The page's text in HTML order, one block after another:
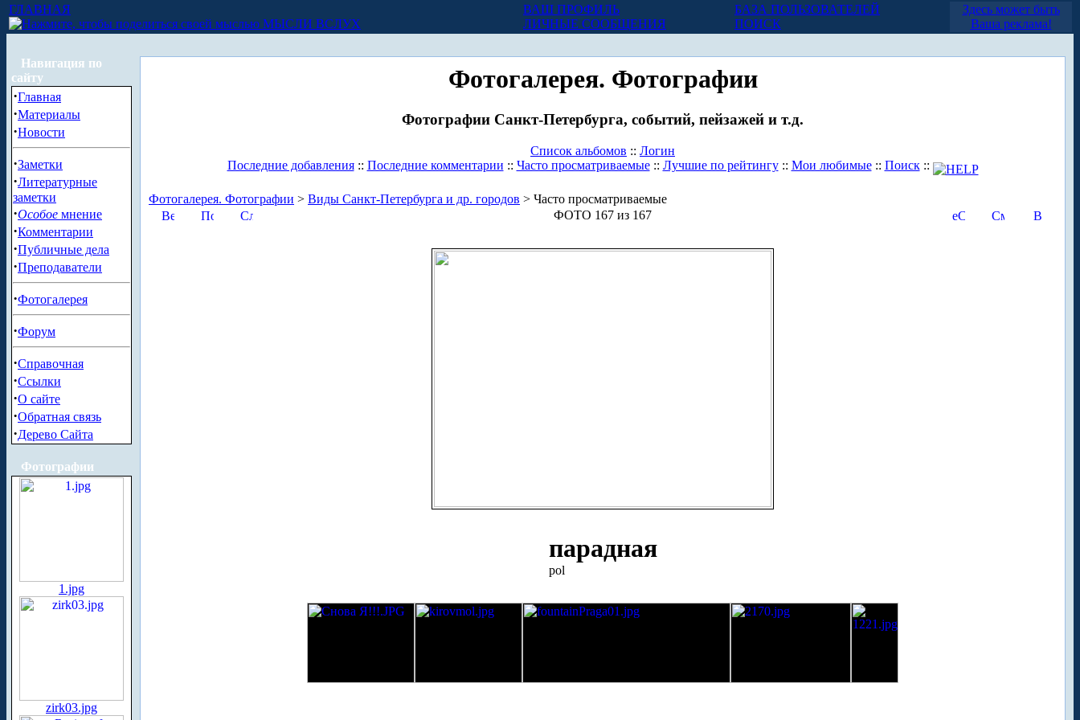
ГЛАВНАЯ
МЫСЛИ ВСЛУХ
ВАШ ПРОФИЛЬ
ЛИЧНЫЕ СООБЩЕНИЯ
БАЗА ПОЛЬЗОВАТЕЛЕЙ
ПОИСК
Здесь может быть
Ваша реклама!
Навигация по
сайту
·Главная
·Материалы
·Новости
·Заметки
·Литературные
заметки
·Особое мнение
·Комментарии
·Публичные дела
·Преподаватели
·Фотогалерея
·Форум
·Справочная
·Ссылки
·О сайте
·Обратная связь
·Дерево Сайта
Фотографии
1.jpg
zirk03.jpg
Фотогалерея. Фотографии
Фотографии Санкт-Петербурга, событий, пейзажей и т.д.
Список альбомов :: Логин
Последние добавления:: Последние комментарии :: Часто просматриваемые:: Лучшие по рейтингу:: Мои любимые:: Поиск::
Фотогалерея. Фотографии > Виды Санкт-Петербурга и др. городов > Часто просматриваемые
ФОТО 167 из 167
парадная
pol